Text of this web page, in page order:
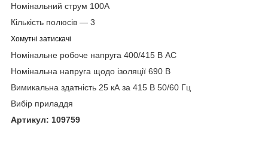
Номінальний струм 100А
Кількість полюсів — 3
Хомутні затискачі
Номінальне робоче напруга 400/415 В AC
Номінальна напруга щодо ізоляції 690 В
Вимикальна здатність 25 кА за 415 В 50/60 Гц
Вибір приладдя
Артикул: 109759